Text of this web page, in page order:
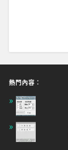
熱門內容︰